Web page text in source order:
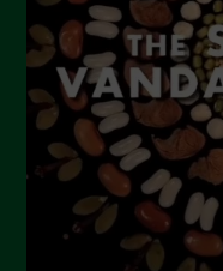
Giugno 2023
Maggio 2023
Aprile 2023
Marzo 2023
Febbraio 2023
Dicembre 2022